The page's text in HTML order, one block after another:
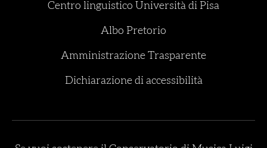
Centro linguistico Università di Pisa
Albo Pretorio
Amministrazione Trasparente
Dichiarazione di accessibilità